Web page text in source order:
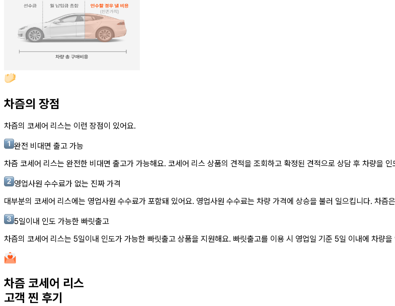
차즘의 장점
차즘의 코세어 리스는 이런 장점이 있어요.
완전 비대면 출고 가능
차즘 코세어 리스는 완전한 비대면 출고가 가능해요. 코세어 리스 상품의 견적을 조회하고 확정된 견적으로 상담 후 차량을
영업사원 수수료가 없는 진짜 가격
대부분의 코세어 리스에는 영업사원 수수료가 포함돼 있어요. 영업사원 수수료는 차량 가격에 상승을 불러 일으킵니다. 차즘은
5일이내 인도 가능한 빠릿출고
차즘의 코세어 리스는 5일이내 인도가 가능한 빠릿출고 상품을 지원해요. 빠릿출고를 이용 시 영업일 기준 5일 이내에 차량
차즘 코세어 리스
고객 찐 후기